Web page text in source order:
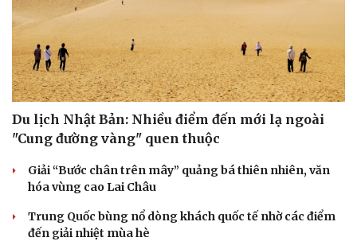
Du lịch
Tư vấn
Săn Tour
check-in
Podcast
Câu chuyện thời sự
Đọc truyện đêm khuya
Cửa sổ tình yêu
Kể chuyện cho bé
Hạt giống tâm hồn
Du lịch Nhật Bản: Nhiều điểm đến mới lạ ngoài
"Cung đường vàng" quen thuộc
Giải “Bước chân trên mây” quảng bá thiên nhiên, văn
hóa vùng cao Lai Châu
Trung Quốc bùng nổ dòng khách quốc tế nhờ các điểm
đến giải nhiệt mùa hè